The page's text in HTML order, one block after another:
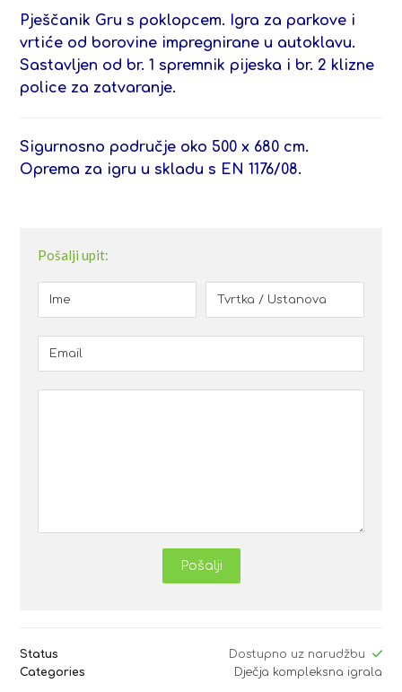
Pješčanik Gru s poklopcem. Igra za parkove i
vrtiće od borovine impregnirane u autoklavu.
Sastavljen od br. 1 spremnik pijeska i br. 2 klizne
police za zatvaranje.
Sigurnosno područje oko 500 x 680 cm.
Oprema za igru ​​u skladu s EN 1176/08.
Pošalji upit:
Pošalji
Status
Dostupno uz narudžbu
Categories
Dječja kompleksna igrala